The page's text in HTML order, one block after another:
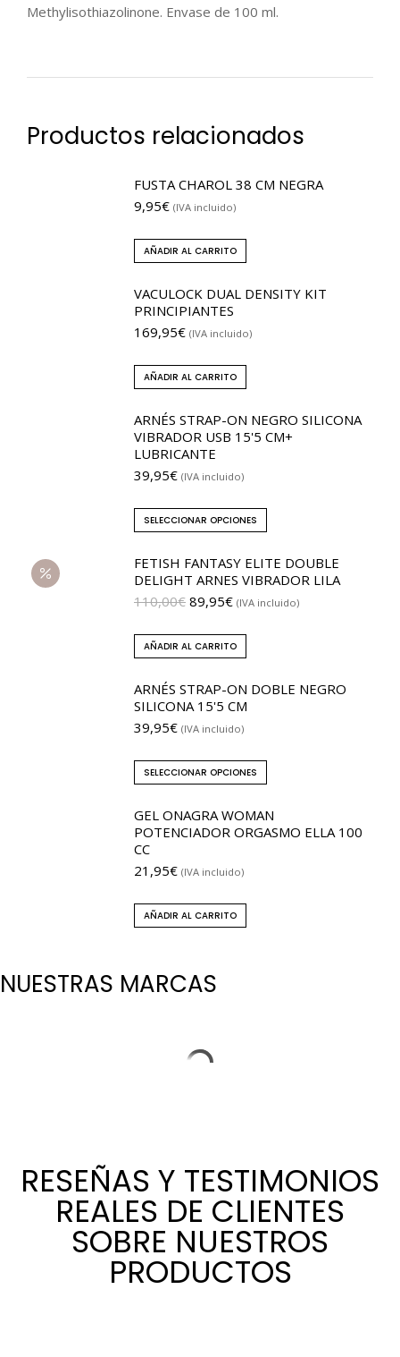
Methylisothiazolinone. Envase de 100 ml.
Productos relacionados
FUSTA CHAROL 38 CM NEGRA
9,95€ (IVA incluido)
AÑADIR AL CARRITO
VACULOCK DUAL DENSITY KIT
PRINCIPIANTES
169,95€ (IVA incluido)
AÑADIR AL CARRITO
ARNÉS STRAP-ON NEGRO SILICONA
VIBRADOR USB 15'5 CM+
LUBRICANTE
39,95€ (IVA incluido)
SELECCIONAR OPCIONES
FETISH FANTASY ELITE DOUBLE
DELIGHT ARNES VIBRADOR LILA
110,00€ 89,95€ (IVA incluido)
AÑADIR AL CARRITO
ARNÉS STRAP-ON DOBLE NEGRO
SILICONA 15'5 CM
39,95€ (IVA incluido)
SELECCIONAR OPCIONES
GEL ONAGRA WOMAN
POTENCIADOR ORGASMO ELLA 100
CC
21,95€ (IVA incluido)
AÑADIR AL CARRITO
NUESTRAS MARCAS
RESEÑAS Y TESTIMONIOS
REALES DE CLIENTES
SOBRE NUESTROS
PRODUCTOS